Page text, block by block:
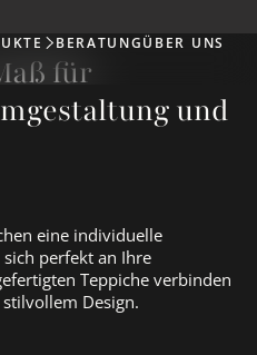
BERATUNGÜBER UNS
für
und
eine individuelle
perfekt an Ihre
Teppiche verbinden
Design.